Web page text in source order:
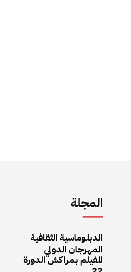
المجلة
الدبلوماسية الثقافية
المهرجان الدولي
للفيلم بمراكش الدورة